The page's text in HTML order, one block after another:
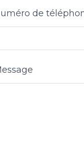
de